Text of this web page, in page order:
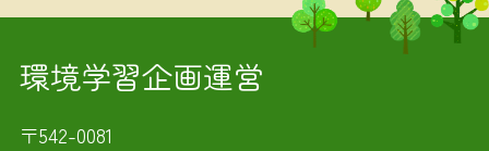
環境学習企画運営
〒542-0081